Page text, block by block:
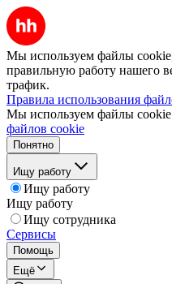
Мы используем файлы
правильную работу нашего
трафик.
Правила использования
Мы используем файлы
файлов cookie
Понятно
Ищу работу
Ищу работу
Ищу работу
Ищу сотрудника
Сервисы
Помощь
Ещё